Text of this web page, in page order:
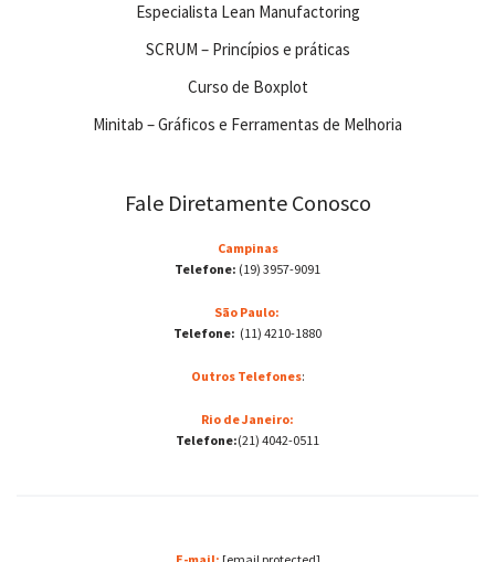
Especialista Lean Manufactoring
SCRUM – Princípios e práticas
Curso de Boxplot
Minitab – Gráficos e Ferramentas de Melhoria
Fale Diretamente Conosco
Campinas
Telefone: (19) 3957-9091
São Paulo:
Telefone: (11) 4210-1880
Outros Telefones:
Rio de Janeiro:
Telefone:(21) 4042-0511